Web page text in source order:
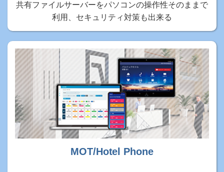
共有ファイルサーバーをパソコンの操作性そのままで
利用、セキュリティ対策も出来る
MOT/Hotel Phone